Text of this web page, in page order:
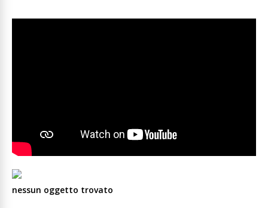
nessun oggetto trovato